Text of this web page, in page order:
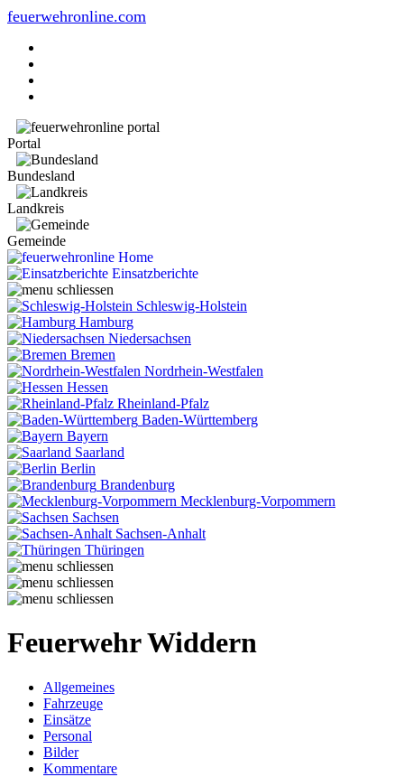
feuerwehronline.com
Portal
Bundesland
Landkreis
Gemeinde
Home
Einsatzberichte
Schleswig-Holstein
Hamburg
Niedersachsen
Bremen
Nordrhein-Westfalen
Hessen
Rheinland-Pfalz
Baden-Württemberg
Bayern
Saarland
Berlin
Brandenburg
Mecklenburg-Vorpommern
Sachsen
Sachsen-Anhalt
Thüringen
Feuerwehr Widdern
Allgemeines
Fahrzeuge
Einsätze
Personal
Bilder
Kommentare